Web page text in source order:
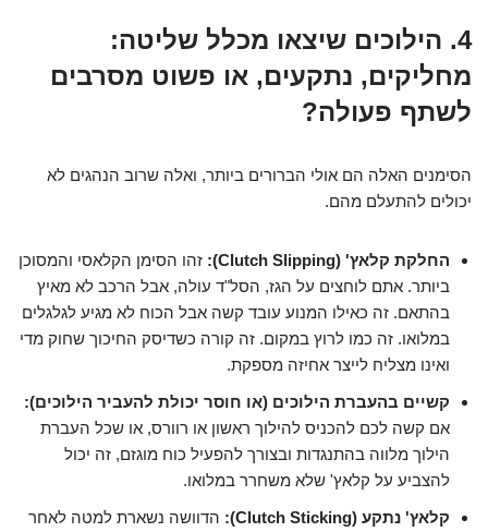
4. הילוכים שיצאו מכלל שליטה:
מחליקים, נתקעים, או פשוט מסרבים
לשתף פעולה?
הסימנים האלה הם אולי הברורים ביותר, ואלה שרוב הנהגים לא
יכולים להתעלם מהם.
החלקת קלאץ' (Clutch Slipping):
זהו הסימן הקלאסי והמסוכן
ביותר. אתם לוחצים על הגז, הסל"ד עולה, אבל הרכב לא מאיץ
בהתאם. זה כאילו המנוע עובד קשה אבל הכוח לא מגיע לגלגלים
במלואו. זה כמו לרוץ במקום. זה קורה כשדיסק החיכוך שחוק מדי
ואינו מצליח לייצר אחיזה מספקת.
קשיים בהעברת הילוכים (או חוסר יכולת להעביר הילוכים):
אם קשה לכם להכניס להילוך ראשון או רוורס, או שכל העברת
הילוך מלווה בהתנגדות ובצורך להפעיל כוח מוגזם, זה יכול
להצביע על קלאץ' שלא משחרר במלואו.
קלאץ' נתקע (Clutch Sticking):
הדוושה נשארת למטה לאחר